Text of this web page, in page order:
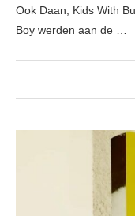
Ook Daan, Kids With
Boy werden aan de …